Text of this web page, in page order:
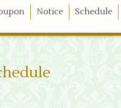
Notice Schedule